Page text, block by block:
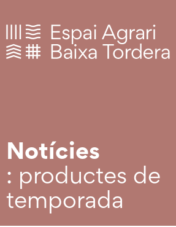
Notícies
: productes de
temporada